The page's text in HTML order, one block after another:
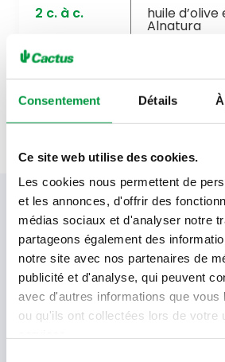
Consentement Détails
Ce site web utilise des cookies.
Les cookies nous permettent de
et les annonces, d'offrir des
médias sociaux et d'analyser notre
partageons également des
notre site avec nos partenaires de
publicité et d'analyse, qui peuvent
avec d'autres informations que vous
ou qu'ils ont collectées lors de votre
2 c. à c. huile
Alnatura
500g spaghettini
Alnatura
Votre
Offres, recettes, promotions et
avant-première ! Recevez-les dans
réception !